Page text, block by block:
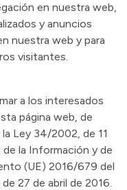
en nuestra web,
y anuncios
nuestra web y para
visitantes.
a los interesados
página web, de
Ley 34/2002, de 11
de la Información y de
(UE) 2016/679 del
27 de abril de 2016.